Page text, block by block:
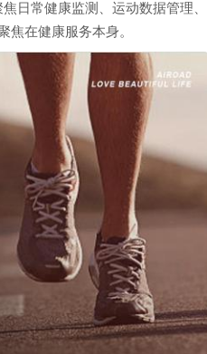
日常健康监测、运动数据管理、
在健康服务本身。